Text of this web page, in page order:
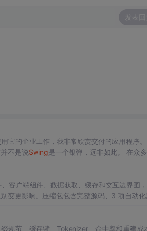
发表回
它的企业工作，我非常欣赏交付的应用程序
不是说Swing是一个银弹，远非如此。 在众多
客户端组件、数据获取、缓存和交互边界图
变更影响。压缩包包含完整源码、3 项自动化
图、论文、生产日志或其他受限素材。
规范、缓存键、Tokenizer、命中率和重建成